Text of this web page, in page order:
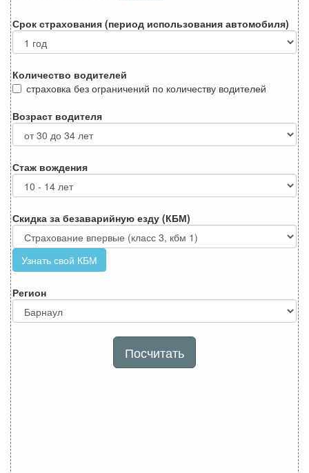
Срок страхования (период использования автомобиля)
Количество водителей
страховка без ограничений по количеству водителей
Возраст водителя
Стаж вождения
Скидка за безаварийную езду (КБМ)
Узнать свой КБМ
Регион
Посчитать